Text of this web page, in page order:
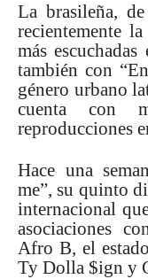
La brasileña,
recientemente
más
también con
género urbano
cuenta con
reproducciones
Hace una
me”, su quinto
internacional
asociaciones
Afro B, el
Ty Dolla $ign y